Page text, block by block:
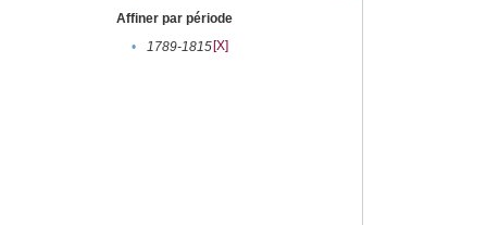
Affiner par période
•
1789-1815[X]